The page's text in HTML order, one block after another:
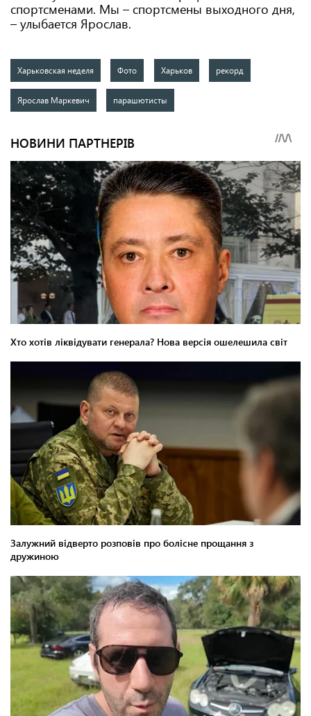
спортсменами. Мы – спортсмены выходного дня,
– улыбается Ярослав.
Харьковская неделя Фото Харьков рекорд
Ярослав Маркевич парашютисты